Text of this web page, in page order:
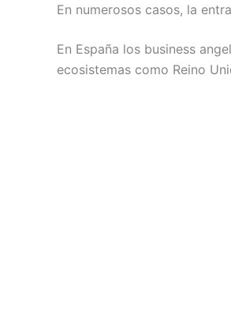
En numerosos casos, la
En España los business
ecosistemas como Reino